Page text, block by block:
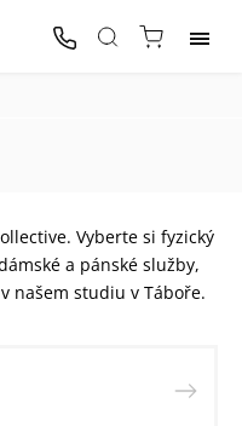
Vyberte si fyzický
a pánské služby,
našem studiu v Táboře.